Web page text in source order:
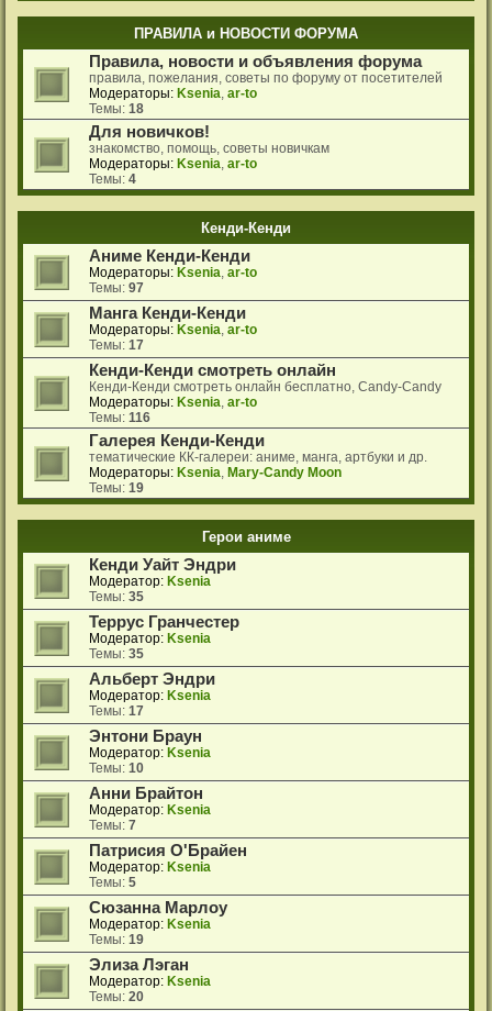
ПРАВИЛА и НОВОСТИ ФОРУМА
Правила, новости и объявления форума
правила, пожелания, советы по форуму от посетителей
Модераторы: Ksenia ar-to
Темы: 18
Для новичков!
знакомство, помощь, советы новичкам
Модераторы: Ksenia ar-to
Темы: 4
Кенди-Кенди
Аниме Кенди-Кенди
Модераторы: Ksenia ar-to
Темы: 97
Манга Кенди-Кенди
Модераторы: Ksenia ar-to
Темы: 17
Кенди-Кенди смотреть онлайн
Кенди-Кенди смотреть онлайн бесплатно, Candy-Candy
Модераторы: Ksenia ar-to
Темы: 116
Галерея Кенди-Кенди
тематические КК-галереи: аниме, манга, артбуки и др.
Модераторы: Ksenia Mary-Candy Moon
Темы: 19
Герои аниме
Кенди Уайт Эндри
Модератор: Ksenia
Темы: 35
Террус Гранчестер
Модератор: Ksenia
Темы: 35
Альберт Эндри
Модератор: Ksenia
Темы: 17
Энтони Браун
Модератор: Ksenia
Темы: 10
Анни Брайтон
Модератор: Ksenia
Темы: 7
Патрисия О'Брайен
Модератор: Ksenia
Темы: 5
Сюзанна Марлоу
Модератор: Ksenia
Темы: 19
Элиза Лэган
Модератор: Ksenia
Темы: 20